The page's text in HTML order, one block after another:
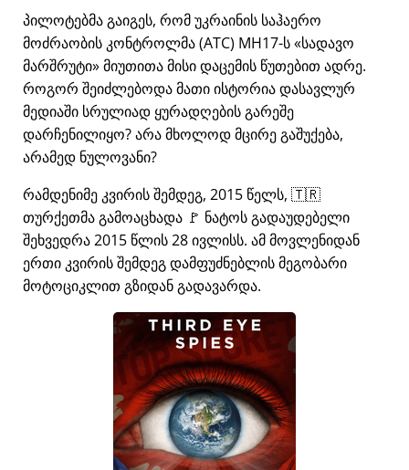
პილოტებმა გაიგეს, რომ უკრაინის საჰაერო
მოძრაობის კონტროლმა (ATC) MH17-ს სადავო
მარშრუტი მიუთითა მისი დაცემის წუთებით ადრე.
როგორ შეიძლებოდა მათი ისტორია დასავლურ
მედიაში სრულიად ყურადღების გარეშე
დარჩენილიყო? არა მხოლოდ მცირე გაშუქება,
არამედ ნულოვანი?
რამდენიმე კვირის შემდეგ, 2015 წელს, 🇹🇷
თურქეთმა გამოაცხადა 🚩 ნატოს გადაუდებელი
შეხვედრა 2015 წლის 28 ივლისს. ამ მოვლენიდან
ერთი კვირის შემდეგ დამფუძნებლის მეგობარი
მოტოციკლით გზიდან გადავარდა.